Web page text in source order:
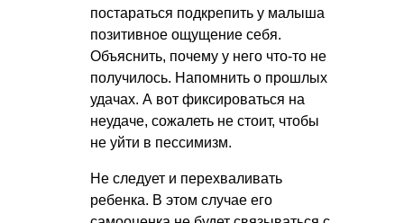
постараться подкрепить у малыша
позитивное ощущение себя.
Объяснить, почему у него что-то не
получилось. Напомнить о прошлых
удачах. А вот фиксироваться на
неудаче, сожалеть не стоит, чтобы
не уйти в пессимизм.
Не следует и перехваливать
ребенка. В этом случае его